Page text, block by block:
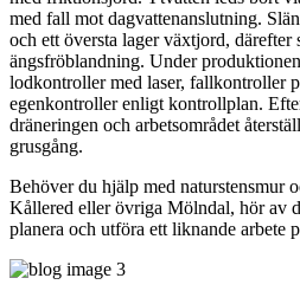
med fall mot dagvattenanslutning.
och ett översta lager växtjord, därefter
ängsfröblandning. Under
lodkontroller med laser, fallkontroller
egenkontroller enligt kontrollplan.
dräneringen och arbetsområdet
grusgång.
Behöver du hjälp med naturstensmur
Kållered eller övriga Mölndal, hör av
planera och utföra ett liknande arbete